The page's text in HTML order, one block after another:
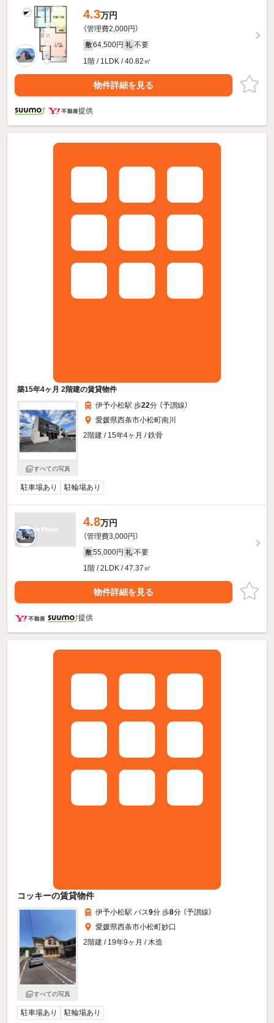
4.3万円
（管理費2,000円）
敷 64,500円 礼 不要
1階 / 1LDK / 40.82㎡
物件詳細を見る
提供
築15年4ヶ月 2階建の賃貸物件
すべての写真
伊予小松駅 歩22分 （予讃線）
愛媛県西条市小松町南川
2階建 / 15年4ヶ月 / 鉄骨
駐車場あり 駐輪場あり
4.8万円
（管理費3,000円）
敷 55,000円 礼 不要
1階 / 2LDK / 47.37㎡
物件詳細を見る
提供
コッキーの賃貸物件
すべての写真
伊予小松駅 バス9分 歩8分 （予讃線）
愛媛県西条市小松町妙口
2階建 / 19年9ヶ月 / 木造
駐車場あり 駐輪場あり